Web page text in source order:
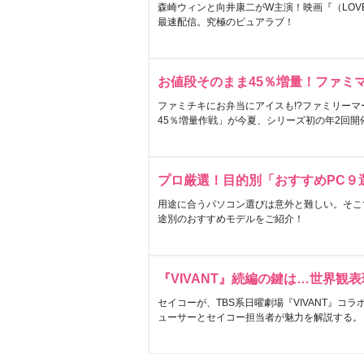
森崎ウィンと向井康二がW主演！映画『（
最速配信。究極のピュアラブ！
お値段そのまま45％増量！ファミ
ファミチキにお弁当にアイスも!?ファミリー
45％増量作戦」が今夏、シリーズ初の年2回開
プロ厳選！目的別「おすすめPC９
用途に合うパソコン選びは意外と難しい。そ
途別のおすすめモデルをご紹介！
『VIVANT』続編の鍵は…世界観
セイコーが、TBS系日曜劇場『VIVANT』コラ
ューサーとセイコー担当者が魅力を解説する。